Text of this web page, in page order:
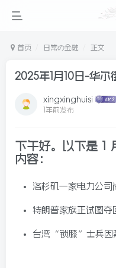
首页 日常の金融 正文
2025年1月10日-华尔
xingxinghuisi
1年前发布
下午好。以下是 1
内容 ：
洛杉矶一家电力公司
特朗普家族正试图夺
台湾“锁膝”士兵因